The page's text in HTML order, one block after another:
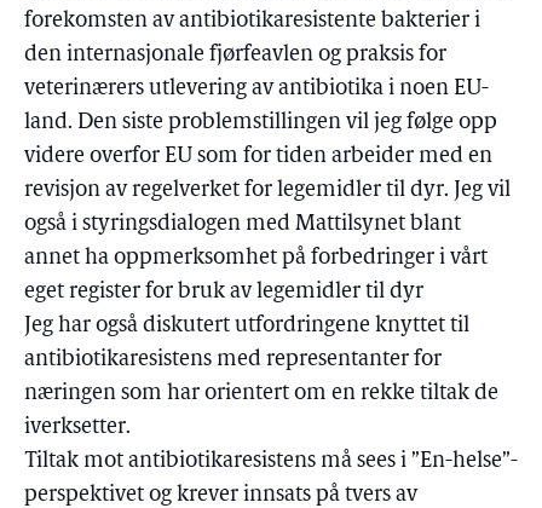
forekomsten av antibiotikaresistente bakterier i
den internasjonale fjørfeavlen og praksis for
veterinærers utlevering av antibiotika i noen EU-
land. Den siste problemstillingen vil jeg følge opp
videre overfor EU som for tiden arbeider med en
revisjon av regelverket for legemidler til dyr. Jeg vil
også i styringsdialogen med Mattilsynet blant
annet ha oppmerksomhet på forbedringer i vårt
eget register for bruk av legemidler til dyr
Jeg har også diskutert utfordringene knyttet til
antibiotikaresistens med representanter for
næringen som har orientert om en rekke tiltak de
iverksetter.
Tiltak mot antibiotikaresistens må sees i ”En-helse”-
perspektivet og krever innsats på tvers av